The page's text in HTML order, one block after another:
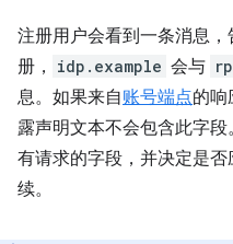
注册用户会看到一条消息
册，
idp.example 会与
息。如果来自账号端点的响
露声明文本不会包含此字段
有请求的字段，并决定是
续。